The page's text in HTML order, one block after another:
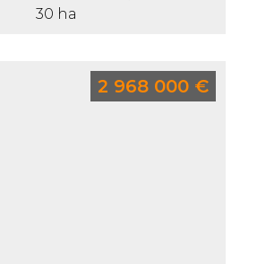
30 ha
2 968 000 €